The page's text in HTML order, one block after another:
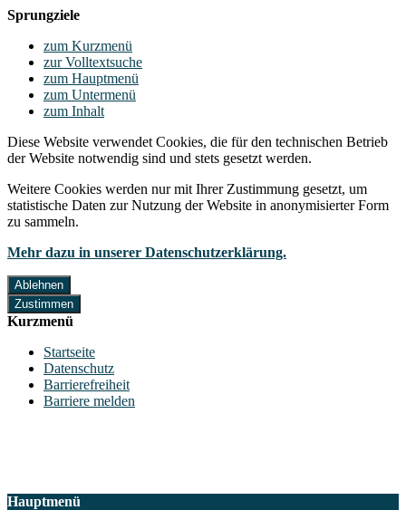
Sprungziele
zum Kurzmenü
zur Volltextsuche
zum Hauptmenü
zum Untermenü
zum Inhalt
Diese Website verwendet Cookies, die für den technischen Betrieb
der Website notwendig sind und stets gesetzt werden.
Weitere Cookies werden nur mit Ihrer Zustimmung gesetzt, um
statistische Daten zur Nutzung der Website in anonymisierter Form
zu sammeln.
Mehr dazu in unserer Datenschutzerklärung.
Ablehnen
Zustimmen
Kurzmenü
Startseite
Datenschutz
Barrierefreiheit
Barriere melden
Hauptmenü